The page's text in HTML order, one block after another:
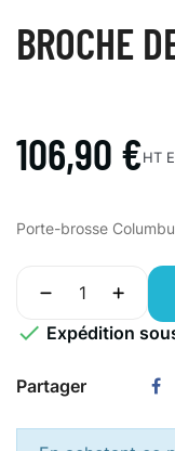
BROCHE
106,90 €HT
Porte-brosse
 Expédition
Partager